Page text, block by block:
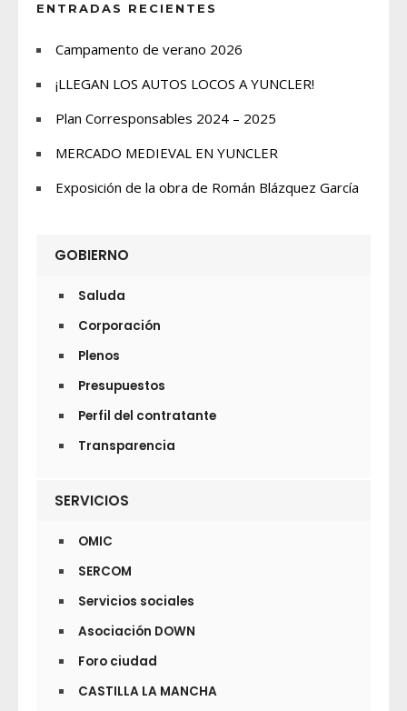
ENTRADAS RECIENTES
Campamento de verano 2026
¡LLEGAN LOS AUTOS LOCOS A YUNCLER!
Plan Corresponsables 2024 – 2025
MERCADO MEDIEVAL EN YUNCLER
Exposición de la obra de Román Blázquez García
GOBIERNO
Saluda
Corporación
Plenos
Presupuestos
Perfil del contratante
Transparencia
SERVICIOS
OMIC
SERCOM
Servicios sociales
Asociación DOWN
Foro ciudad
CASTILLA LA MANCHA